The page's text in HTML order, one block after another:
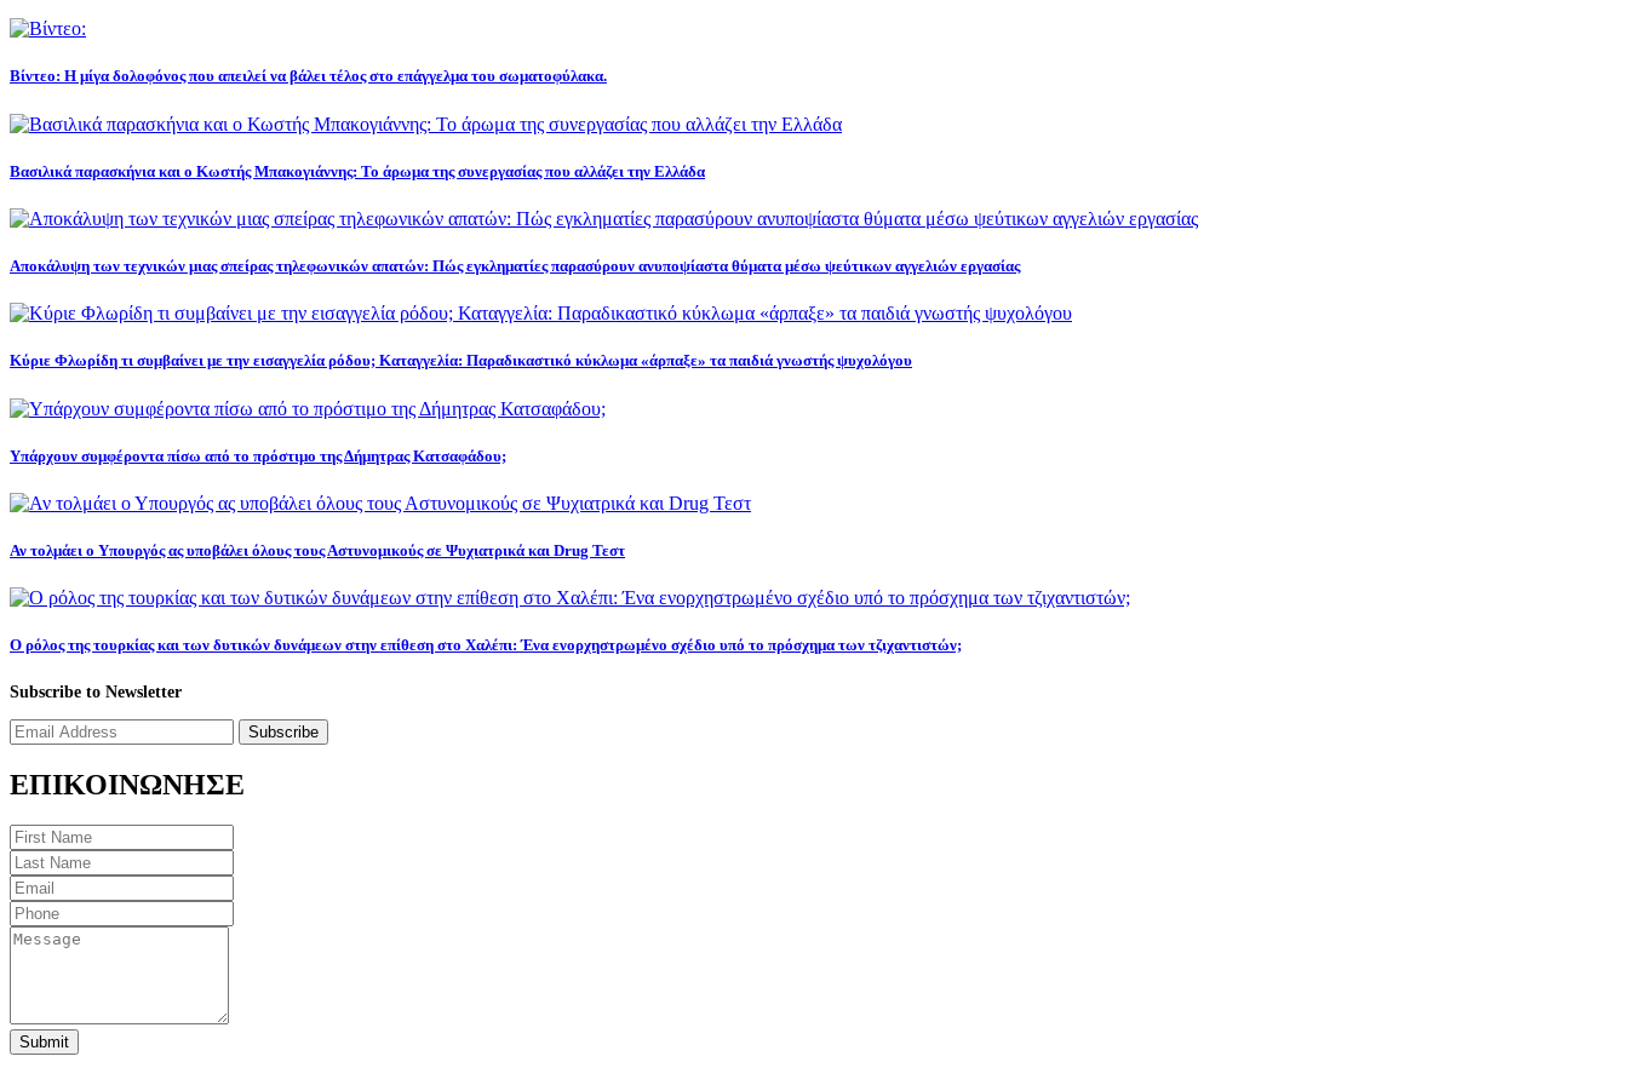
Βίντεο: Η μίγα δολοφόνος που απειλεί να βάλει τέλος στο επάγγελμα του σωματοφύλακα.
Βασιλικά παρασκήνια και ο Κωστής Μπακογιάννης: Το άρωμα της συνεργασίας που αλλάζει την Ελλάδα
Αποκάλυψη των τεχνικών μιας σπείρας τηλεφωνικών απατών: Πώς εγκληματίες παρασύρουν ανυποψίαστα θύματα μέσω ψεύτικων αγγελιών εργασίας
Κύριε Φλωρίδη τι συμβαίνει με την εισαγγελία ρόδου; Καταγγελία: Παραδικαστικό κύκλωμα «άρπαξε» τα παιδιά γνωστής ψυχολόγου
Υπάρχουν συμφέροντα πίσω από το πρόστιμο της Δήμητρας Κατσαφάδου;
Αν τολμάει ο Υπουργός ας υποβάλει όλους τους Αστυνομικούς σε Ψυχιατρικά και Drug Τεστ
Ο ρόλος της τουρκίας και των δυτικών δυνάμεων στην επίθεση στο Χαλέπι: Ένα ενορχηστρωμένο σχέδιο υπό το πρόσχημα των τζιχαντιστών;
Subscribe to Newsletter
Subscribe
ΕΠΙΚΟΙΝΩΝΗΣΕ
Submit